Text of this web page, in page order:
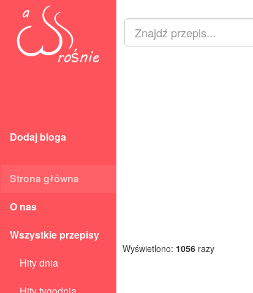
Dodaj bloga
Strona główna
O nas
Wszystkie przepisy
Hity dnia
Wyświetlono: 1056 razy